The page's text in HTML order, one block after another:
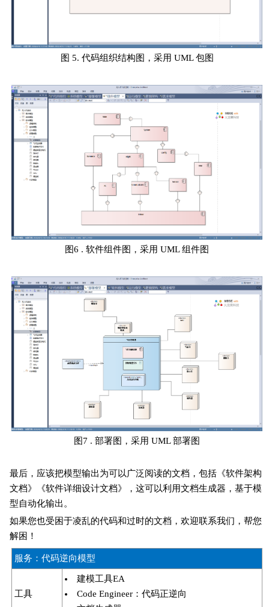
图 5. 代码组织结构图，采用 UML 包图
图6 . 软件组件图，采用 UML 组件图
图7 . 部署图，采用 UML 部署图
最后，应该把模型输出为可以广泛阅读的文档，包括《软件架构
文档》《软件详细设计文档》，这可以利用文档生成器，基于模
型自动化输出。
如果您也受困于凌乱的代码和过时的文档，欢迎联系我们，帮您
解困！
服务：代码逆向模型
工具
建模工具EA
Code Engineer：代码正逆向